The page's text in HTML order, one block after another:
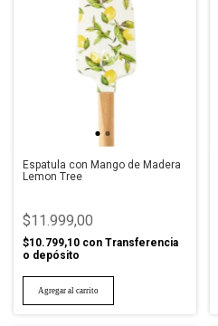
Espatula con Mango de Madera
Lemon Tree
$11.999,00
$10.799,10 con Transferencia
o depósito